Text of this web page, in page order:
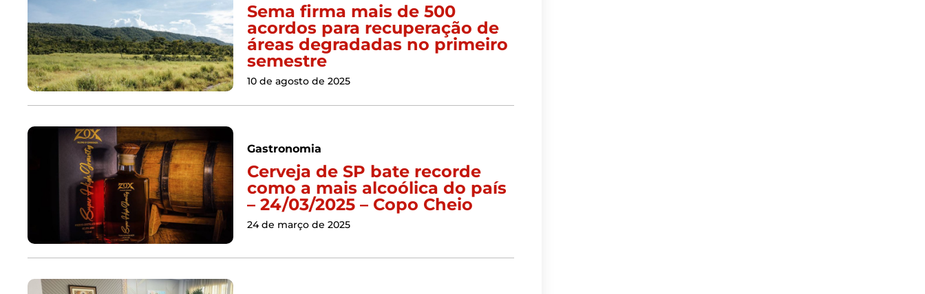
Sema firma mais de 500
acordos para recuperação de
áreas degradadas no primeiro
semestre
10 de agosto de 2025
Gastronomia
Cerveja de SP bate recorde
como a mais alcoólica do país
– 24/03/2025 – Copo Cheio
24 de março de 2025